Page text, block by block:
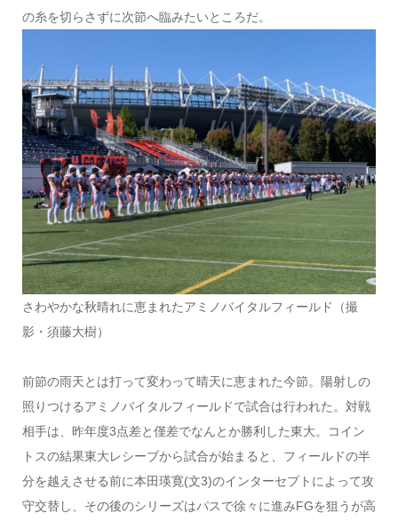
の糸を切らさずに次節へ臨みたいところだ。
さわやかな秋晴れに恵まれたアミノバイタルフィールド（撮
影・須藤大樹）
前節の雨天とは打って変わって晴天に恵まれた今節。陽射しの
照りつけるアミノバイタルフィールドで試合は行われた。対戦
相手は、昨年度3点差と僅差でなんとか勝利した東大。コイン
トスの結果東大レシーブから試合が始まると、フィールドの半
分を越えさせる前に本田瑛寛(文3)のインターセプトによって攻
守交替し、その後のシリーズはパスで徐々に進みFGを狙うが高